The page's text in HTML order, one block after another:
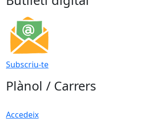
Subscriu-te
Plànol / Carrers
Accedeix